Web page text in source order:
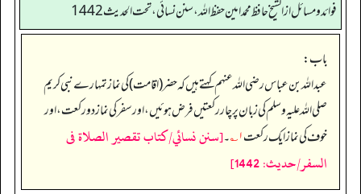
فوائد ومسائل از الشيخ حافظ محمد امين حفظ الله، سنن نسائي، تحت الحديث 1442
باب:
عبداللہ بن عباس رضی اللہ عنہم کہتے ہیں کہ حضر (اقامت) کی نماز تمہارے نبی کریم
صلی اللہ علیہ وسلم کی زبان پر چار رکعتیں فرض ہوئیں، اور سفر کی نماز دو رکعت، اور
خوف کی نماز ایک رکعت۱؎ ۔[سنن نسائي/كتاب تقصير الصلاة فى
السفر/حدیث: 1442]